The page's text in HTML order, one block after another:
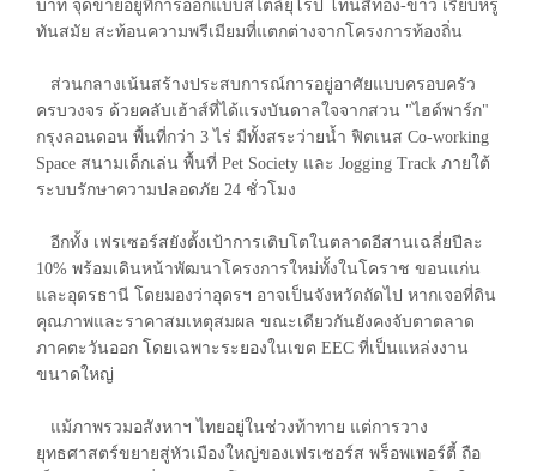
บาท จุดขายอยู่ที่การออกแบบสไตล์ยุโรป โทนสีทอง-ขาว เรียบหรู
ทันสมัย สะท้อนความพรีเมียมที่แตกต่างจากโครงการท้องถิ่น
ส่วนกลางเน้นสร้างประสบการณ์การอยู่อาศัยแบบครอบครัว
ครบวงจร ด้วยคลับเฮ้าส์ที่ได้แรงบันดาลใจจากสวน "ไฮด์พาร์ก"
กรุงลอนดอน พื้นที่กว่า 3 ไร่ มีทั้งสระว่ายน้ำ ฟิตเนส Co-working
Space สนามเด็กเล่น พื้นที่ Pet Society และ Jogging Track ภายใต้
ระบบรักษาความปลอดภัย 24 ชั่วโมง
อีกทั้ง เฟรเซอร์สยังตั้งเป้าการเติบโตในตลาดอีสานเฉลี่ยปีละ
10% พร้อมเดินหน้าพัฒนาโครงการใหม่ทั้งในโคราช ขอนแก่น
และอุดรธานี โดยมองว่าอุดรฯ อาจเป็นจังหวัดถัดไป หากเจอที่ดิน
คุณภาพและราคาสมเหตุสมผล ขณะเดียวกันยังคงจับตาตลาด
ภาคตะวันออก โดยเฉพาะระยองในเขต EEC ที่เป็นแหล่งงาน
ขนาดใหญ่
แม้ภาพรวมอสังหาฯ ไทยอยู่ในช่วงท้าทาย แต่การวาง
ยุทธศาสตร์ขยายสู่หัวเมืองใหญ่ของเฟรเซอร์ส พร็อพเพอร์ตี้ ถือ